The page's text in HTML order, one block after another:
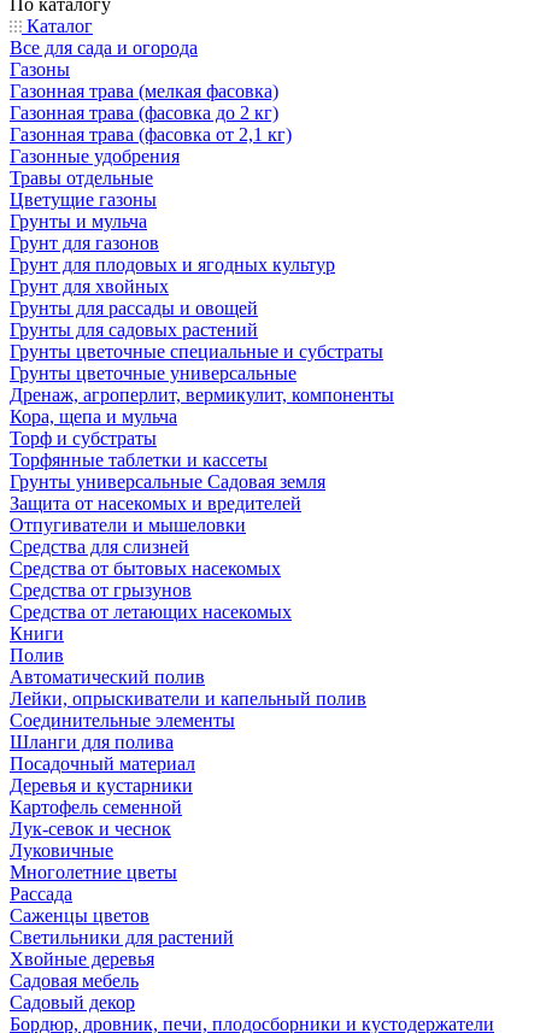
По каталогу
Каталог
Все для сада и огорода
Газоны
Газонная трава (мелкая фасовка)
Газонная трава (фасовка до 2 кг)
Газонная трава (фасовка от 2,1 кг)
Газонные удобрения
Травы отдельные
Цветущие газоны
Грунты и мульча
Грунт для газонов
Грунт для плодовых и ягодных культур
Грунт для хвойных
Грунты для рассады и овощей
Грунты для садовых растений
Грунты цветочные специальные и субстраты
Грунты цветочные универсальные
Дренаж, агроперлит, вермикулит, компоненты
Кора, щепа и мульча
Торф и субстраты
Торфянные таблетки и кассеты
Грунты универсальные Садовая земля
Защита от насекомых и вредителей
Отпугиватели и мышеловки
Средства для слизней
Средства от бытовых насекомых
Средства от грызунов
Средства от летающих насекомых
Книги
Полив
Автоматический полив
Лейки, опрыскиватели и капельный полив
Соединительные элементы
Шланги для полива
Посадочный материал
Деревья и кустарники
Картофель семенной
Лук-севок и чеснок
Луковичные
Многолетние цветы
Рассада
Саженцы цветов
Светильники для растений
Хвойные деревья
Садовая мебель
Садовый декор
Бордюр, дровник, печи, плодосборники и кустодержатели